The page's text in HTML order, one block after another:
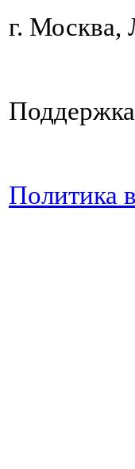
г. Москва,
Политика